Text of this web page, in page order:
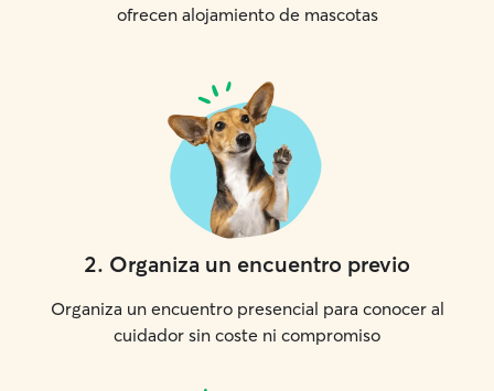
ofrecen alojamiento de mascotas
2. Organiza un encuentro previo
Organiza un encuentro presencial para conocer al
cuidador sin coste ni compromiso